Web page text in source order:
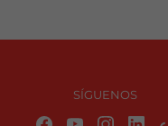
SÍGUENOS